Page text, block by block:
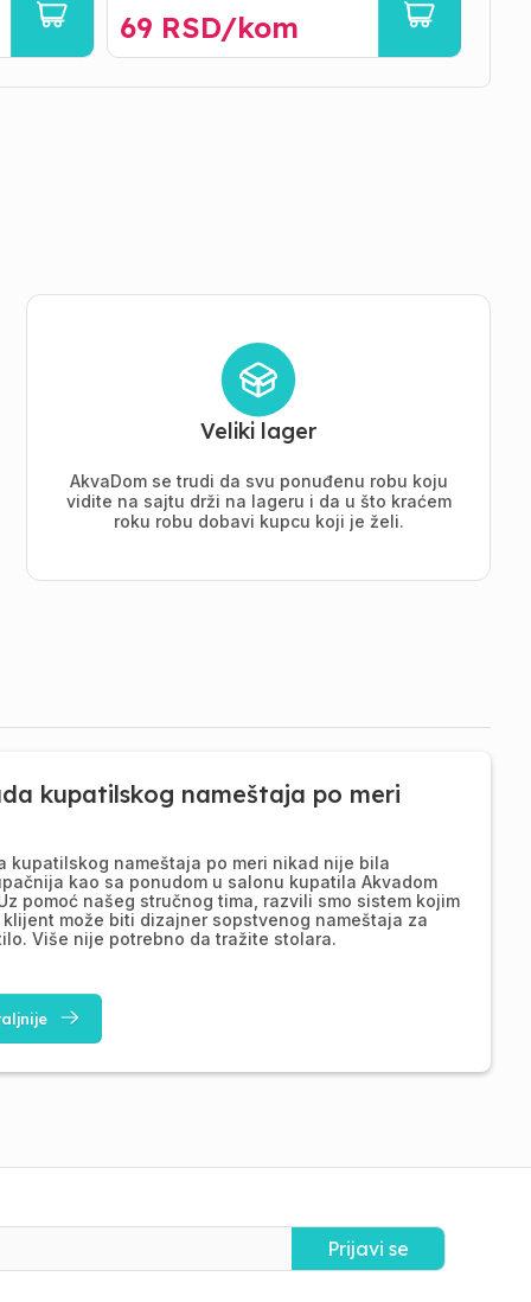
69 RSD/kom
Veliki lager
AkvaDom se trudi da svu ponuđenu robu koju
vidite na sajtu drži na lageru i da u što kraćem
roku robu dobavi kupcu koji je želi.
kupatilskog nameštaja po meri
kupatilskog nameštaja po meri nikad nije bila
kao sa ponudom u salonu kupatila Akvadom
pomoć našeg stručnog tima, razvili smo sistem kojim
klijent može biti dizajner sopstvenog nameštaja za
Više nije potrebno da tražite stolara.
Prijavi se